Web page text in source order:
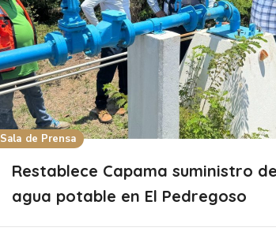
Sala de Prensa
Restablece Capama suministro
agua potable en El Pedregoso